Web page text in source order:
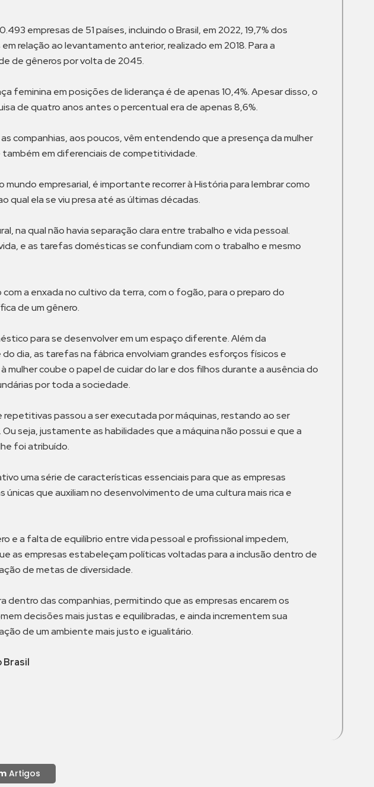
empresas de 51 países, incluindo o Brasil, em 2022, 19,7% dos
relação ao levantamento anterior, realizado em 2018. Para a
de gêneros por volta de 2045.
feminina em posições de liderança é de apenas 10,4%. Apesar disso, o
de quatro anos antes o percentual era de apenas 8,6%.
companhias, aos poucos, vêm entendendo que a presença da mulher
em diferenciais de competitividade.
empresarial, é importante recorrer à História para lembrar como
qual ela se viu presa até as últimas décadas.
na qual não havia separação clara entre trabalho e vida pessoal.
e as tarefas domésticas se confundiam com o trabalho e mesmo
a enxada no cultivo da terra, com o fogão, para o preparo do
de um gênero.
para se desenvolver em um espaço diferente. Além da
dia, as tarefas na fábrica envolviam grandes esforços físicos e
coube o papel de cuidar do lar e dos filhos durante a ausência do
por toda a sociedade.
passou a ser executada por máquinas, restando ao ser
seja, justamente as habilidades que a máquina não possui e que a
foi atribuído.
uma série de características essenciais para que as empresas
que auxiliam no desenvolvimento de uma cultura mais rica e
e a falta de equilíbrio entre vida pessoal e profissional impedem,
as empresas estabeleçam políticas voltadas para a inclusão dentro de
de metas de diversidade.
dentro das companhias, permitindo que as empresas encarem os
decisões mais justas e equilibradas, e ainda incrementem sua
de um ambiente mais justo e igualitário.
Brasil
Artigos